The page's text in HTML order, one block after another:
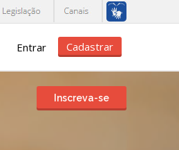
Entrar Cadastrar
Inscreva-se